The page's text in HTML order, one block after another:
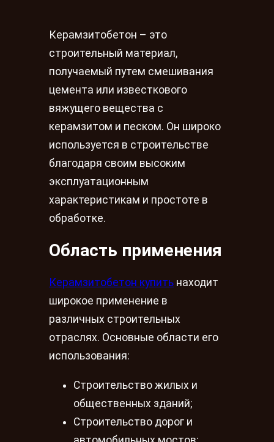
Керамзитобетон – это
строительный материал,
получаемый путем смешивания
цемента или известкового
вяжущего вещества с
керамзитом и песком. Он широко
используется в строительстве
благодаря своим высоким
эксплуатационным
характеристикам и простоте в
обработке.
Область применения
Керамзитобетон купить находит
широкое применение в
различных строительных
отраслях. Основные области его
использования:
Строительство жилых и
общественных зданий;
Строительство дорог и